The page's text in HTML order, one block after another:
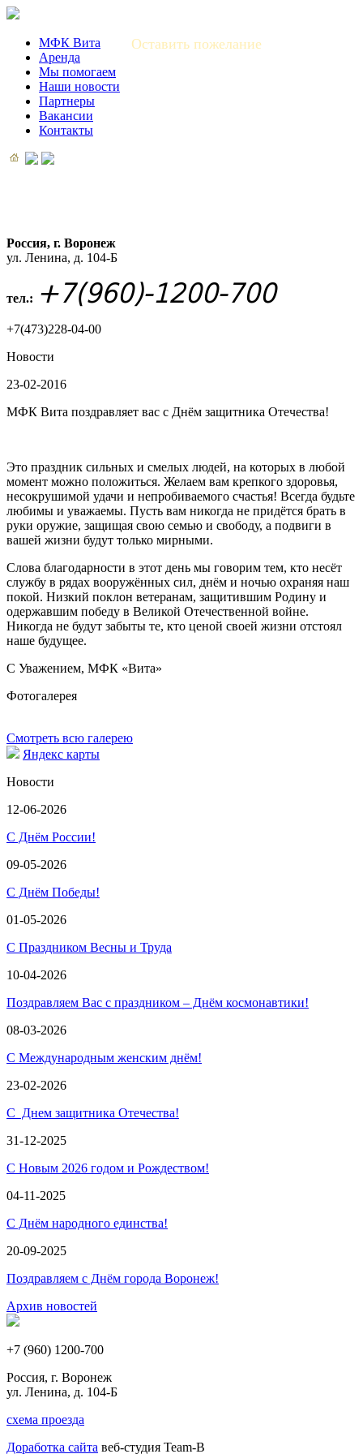
Оставить пожелание
МФК Вита
Аренда
Мы помогаем
Наши новости
Партнеры
Вакансии
Контакты
Россия, г. Воронеж
ул. Ленина, д. 104-Б
тел.: +7(960)-1200-700
+7(473)228-04-00
Новости
23-02-2016
МФК Вита поздравляет вас с Днём защитника Отечества!
Это праздник сильных и смелых людей, на которых в любой
момент можно положиться. Желаем вам крепкого здоровья,
несокрушимой удачи и непробиваемого счастья! Всегда будьте
любимы и уважаемы. Пусть вам никогда не придётся брать в
руки оружие, защищая свою семью и свободу, а подвиги в
вашей жизни будут только мирными.
Слова благодарности в этот день мы говорим тем, кто несёт
службу в рядах вооружённых сил, днём и ночью охраняя наш
покой. Низкий поклон ветеранам, защитившим Родину и
одержавшим победу в Великой Отечественной войне.
Никогда не будут забыты те, кто ценой своей жизни отстоял
наше будущее.
С Уважением, МФК «Вита»
Фотогалерея
Смотреть всю галерею
Яндекс карты
Новости
12-06-2026
С Днём России!
09-05-2026
С Днём Победы!
01-05-2026
С Праздником Весны и Труда
10-04-2026
Поздравляем Вас с праздником – Днём космонавтики!
08-03-2026
С Международным женским днём!
23-02-2026
С Днем защитника Отечества!
31-12-2025
С Новым 2026 годом и Рождеством!
04-11-2025
С Днём народного единства!
20-09-2025
Поздравляем с Днём города Воронеж!
Архив новостей
+7 (960) 1200-700
Россия, г. Воронеж
ул. Ленина, д. 104-Б
схема проезда
Доработка сайта веб-студия Team-B